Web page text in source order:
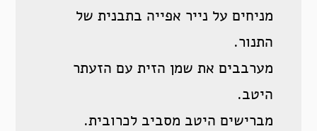
מניחים על נייר אפייה בתבנית של
התנור.
מערבבים את שמן הזית עם הזעתר
היטב.
מברישים היטב מסביב לכרובית.